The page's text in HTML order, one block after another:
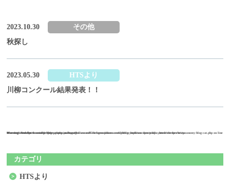
2023.10.30
その他
秋探し
2023.05.30
HTSより
川柳コンクール結果発表！！
Warning: Undefined variable $the_query in/home/sakuraxex02/hts-grouphome.com/public_html/wordpress/wp-content/themes/hts/taxonomy-blog-cat.php on line
47
Warning: Attempt to read property "max_num_pages" on null in
/home/sakuraxex02/hts-grouphome.com/public_html/wordpress/wp-content/themes/hts/taxonomy-blog-cat.phpon line47
カテゴリ
HTSより